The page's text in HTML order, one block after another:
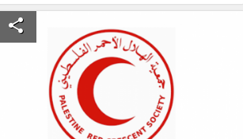
share